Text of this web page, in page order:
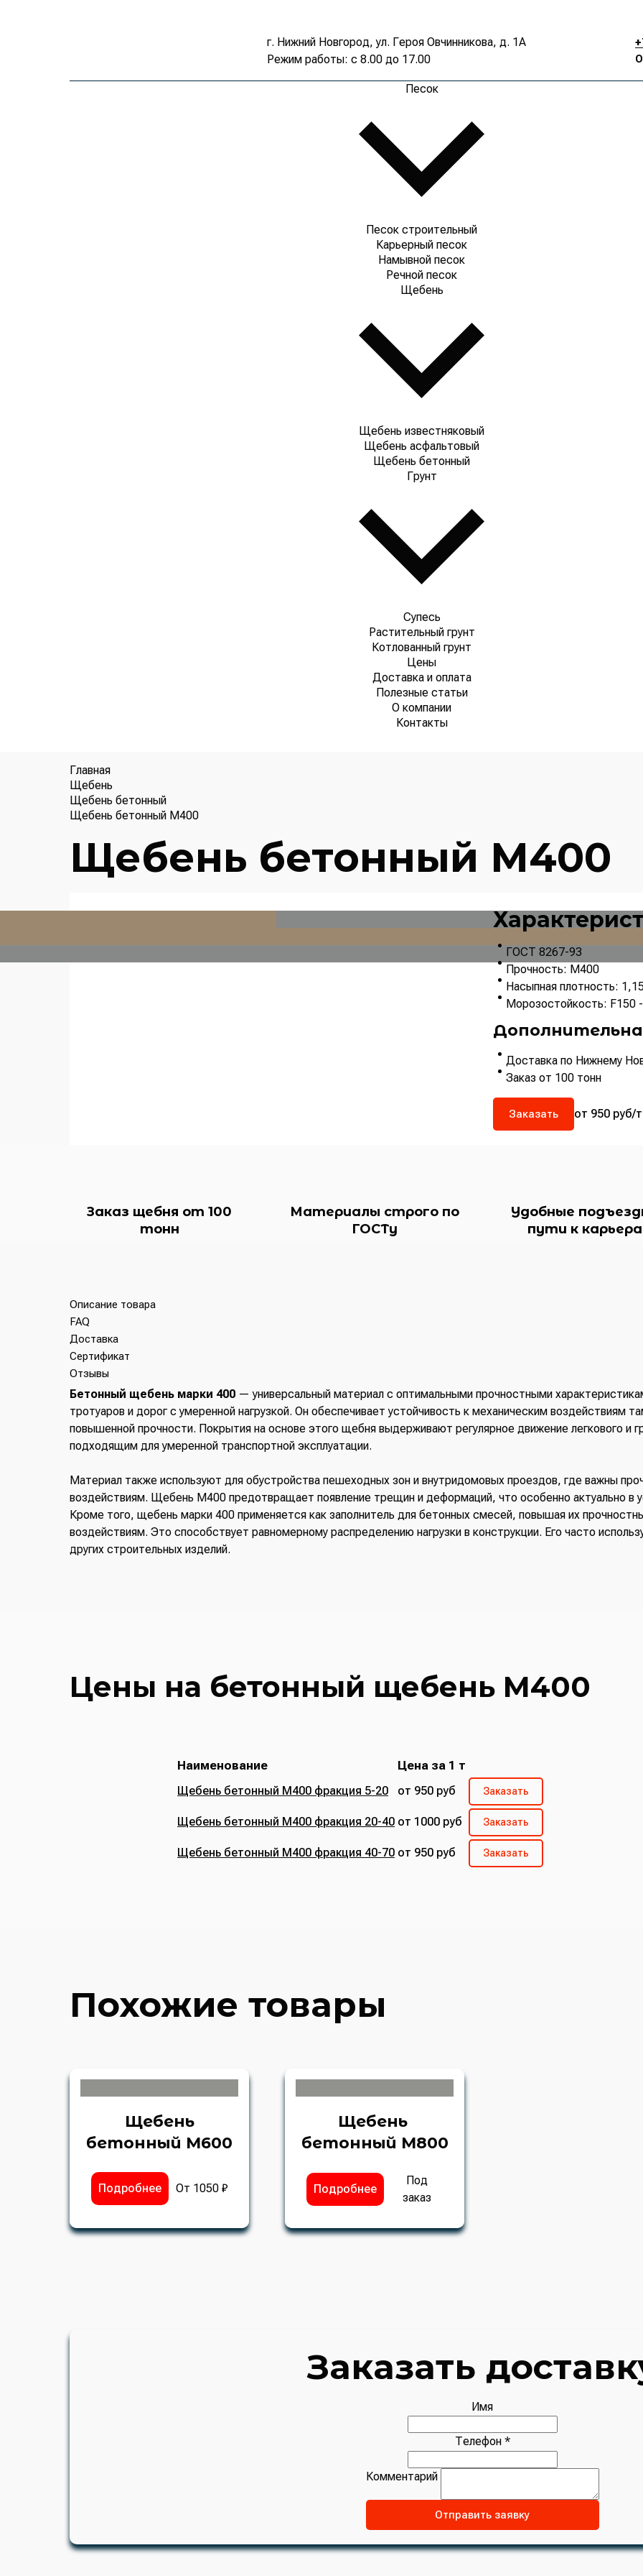
г. Нижний Новгород, ул. Героя Овчинникова, д. 1А
Режим работы: с 8.00 до 17.00
Песок
Песок строительный
Карьерный песок
Намывной песок
Речной песок
Щебень
Щебень известняковый
Щебень асфальтовый
Щебень бетонный
Грунт
Супесь
Растительный грунт
Котлованный грунт
Цены
Доставка и оплата
Полезные статьи
О компании
Контакты
Главная
Щебень
Щебень бетонный
Щебень бетонный М400
Щебень бетонный М400
ГОСТ 8267-93
Прочность: М400
Насыпная плотность:
Морозостойкость: F150
Доставка по Нижнему
Заказ от 100 тонн
Заказать от 950 руб/т
Заказ щебня от 100
тонн
Материалы строго по
ГОСТу
Удобные
пути к
Описание товара
FAQ
Доставка
Сертификат
Отзывы
Бетонный щебень марки 400 — универсальный материал с оптимальными прочностными
тротуаров и дорог с умеренной нагрузкой. Он обеспечивает устойчивость к механическим воздействиям
повышенной прочности. Покрытия на основе этого щебня выдерживают регулярное движение легкового и
подходящим для умеренной транспортной эксплуатации.
Материал также используют для обустройства пешеходных зон и внутридомовых проездов, где важны
воздействиям. Щебень М400 предотвращает появление трещин и деформаций, что особенно актуально в
Кроме того, щебень марки 400 применяется как заполнитель для бетонных смесей, повышая их
воздействиям. Это способствует равномерному распределению нагрузки в конструкции. Его часто
других строительных изделий.
Цены на бетонный щебень М400
Наименование Цена за 1 т
Щебень бетонный М400 фракция 5-20 от 950 руб Заказать
Щебень бетонный М400 фракция 20-40 от 1000 руб Заказать
Щебень бетонный М400 фракция 40-70 от 950 руб Заказать
Похожие товары
Щебень
бетонный М600
Подробнее От 1050 ₽
Щебень
бетонный М800
Подробнее
Под
заказ
Заказать
Имя
Телефон *
Комментарий
Отправить заявку